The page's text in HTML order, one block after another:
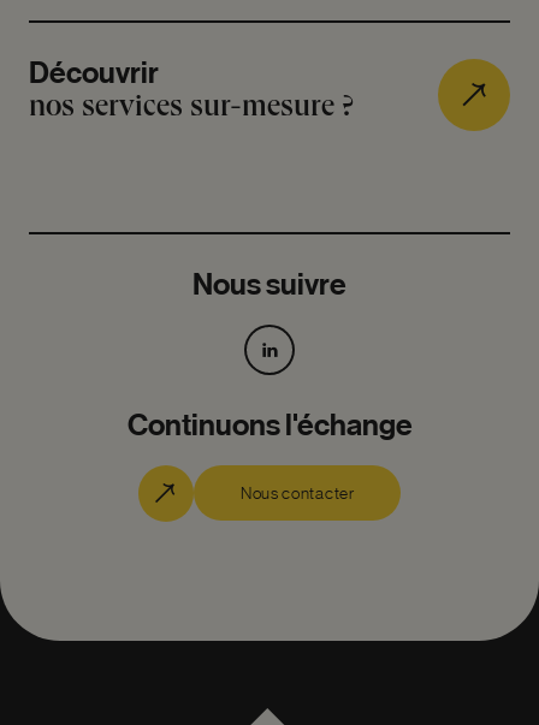
Découvrir
nos services sur-mesure ?
Nous suivre
Continuons l'échange
Nous contacter